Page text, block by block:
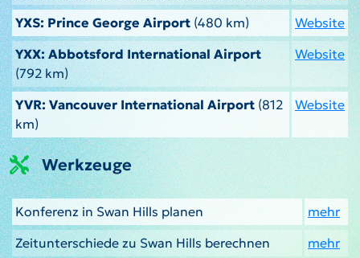
YXS: Prince George Airport (480 km)
Website
YXX: Abbotsford International Airport
(792 km)
Website
YVR: Vancouver International Airport (812
km)
Website
Werkzeuge
Konferenz in Swan Hills planen
mehr
Zeitunterschiede zu Swan Hills berechnen
mehr